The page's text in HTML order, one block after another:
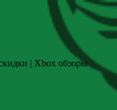
| Xbox обзоры